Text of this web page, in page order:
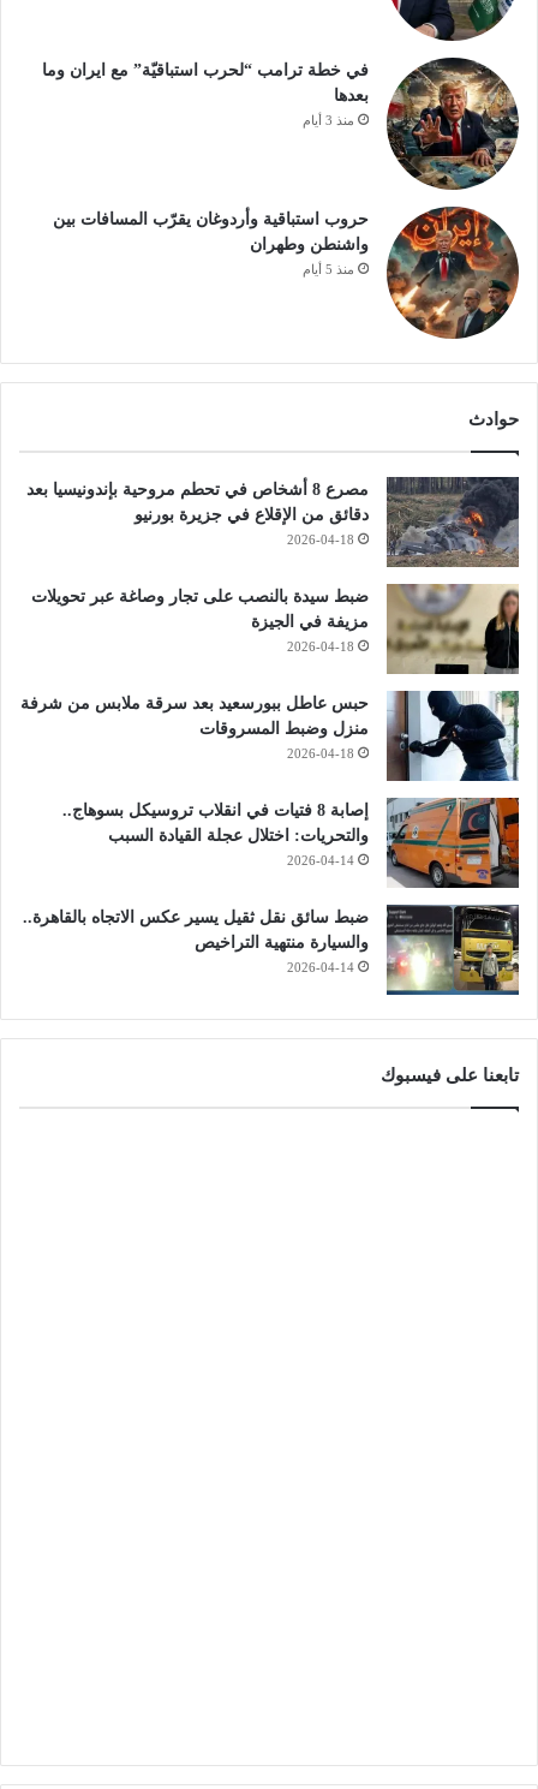
في خطة ترامب “لحرب استباقيّة” مع ايران وما
بعدها
منذ 3 أيام
حروب استباقية وأردوغان يقرّب المسافات بين
واشنطن وطهران
منذ 5 أيام
حوادث
مصرع 8 أشخاص في تحطم مروحية بإندونيسيا بعد
دقائق من الإقلاع في جزيرة بورنيو
2026-04-18
ضبط سيدة بالنصب على تجار وصاغة عبر تحويلات
مزيفة في الجيزة
2026-04-18
حبس عاطل ببورسعيد بعد سرقة ملابس من شرفة
منزل وضبط المسروقات
2026-04-18
إصابة 8 فتيات في انقلاب تروسيكل بسوهاج..
والتحريات: اختلال عجلة القيادة السبب
2026-04-14
ضبط سائق نقل ثقيل يسير عكس الاتجاه بالقاهرة..
والسيارة منتهية التراخيص
2026-04-14
تابعنا على فيسبوك